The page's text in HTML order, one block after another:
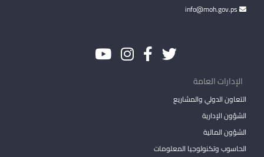
الإدارات العامة
التعاون الدولي والمشاريع
الشؤون الإدارية
الشؤون المالية
الحاسوب وتكنولوجيا المعلومات